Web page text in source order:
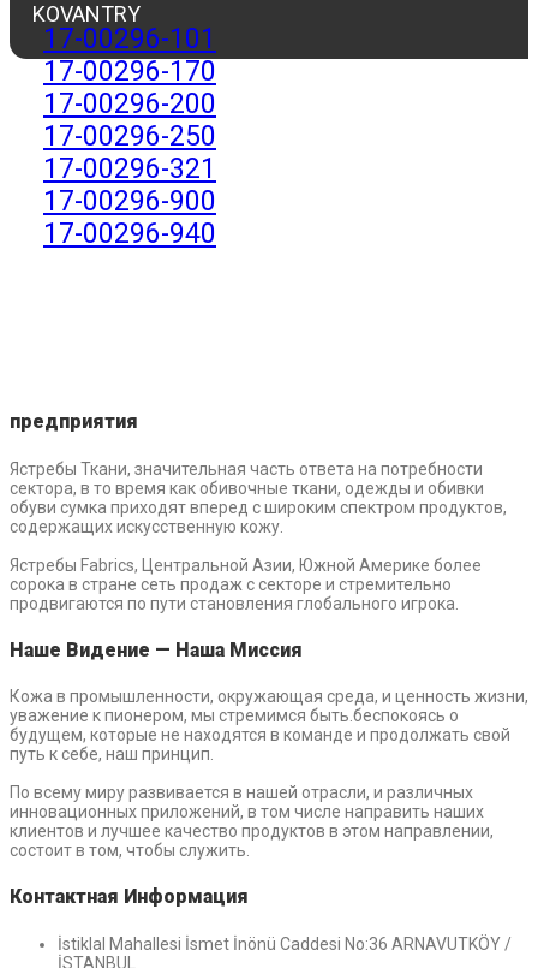
KOVANTRY
17-00296-101
17-00296-170
17-00296-200
17-00296-250
17-00296-321
17-00296-900
17-00296-940
предприятия
Ястребы Ткани, значительная часть ответа на потребности
сектора, в то время как обивочные ткани, одежды и обивки
обуви сумка приходят вперед с широким спектром продуктов,
содержащих искусственную кожу.
Ястребы Fabrics, Центральной Азии, Южной Америке более
сорока в стране сеть продаж с секторе и стремительно
продвигаются по пути становления глобального игрока.
Наше Видение — Наша Миссия
Кожа в промышленности, окружающая среда, и ценность жизни,
уважение к пионером, мы стремимся быть.беспокоясь о
будущем, которые не находятся в команде и продолжать свой
путь к себе, наш принцип.
По всему миру развивается в нашей отрасли, и различных
инновационных приложений, в том числе направить наших
клиентов и лучшее качество продуктов в этом направлении,
состоит в том, чтобы служить.
Контактная Информация
İstiklal Mahallesi İsmet İnönü Caddesi No:36 ARNAVUTKÖY /
İSTANBUL